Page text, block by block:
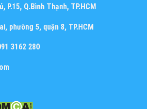
P.15, Q.Bình Thạnh, TP.HCM
phường 5, quận 8, TP.HCM
3162 280